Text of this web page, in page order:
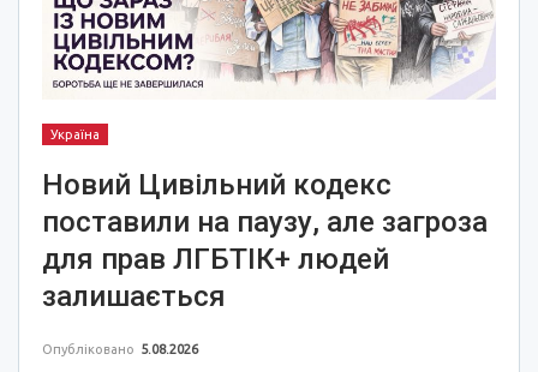
Україна
Новий Цивільний кодекс
поставили на паузу, але загроза
для прав ЛГБТІК+ людей
залишається
Опубліковано 5.08.2026